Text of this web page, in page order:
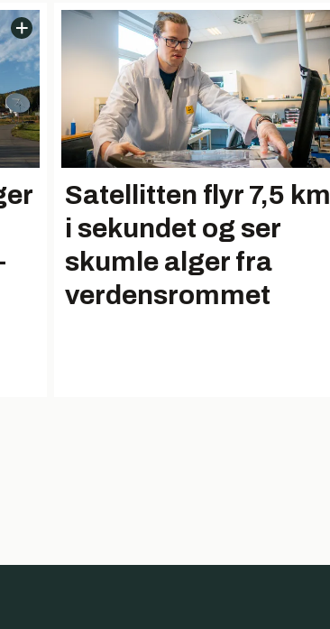
Satellitten flyr 7,5 km
i sekundet og ser
skumle alger fra
verdensrommet